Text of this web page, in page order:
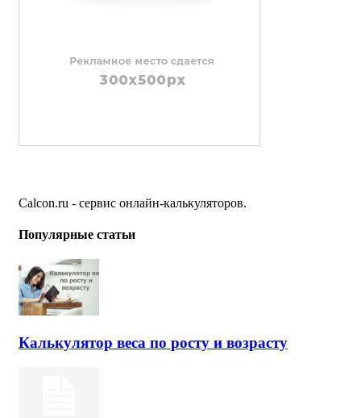
Calcon.ru - сервис онлайн-калькуляторов.
Популярные статьи
Калькулятор веса по росту и возрасту